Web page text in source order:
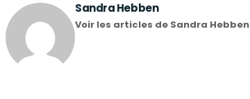
Sandra Hebben
Voir les articles de Sandra Hebben